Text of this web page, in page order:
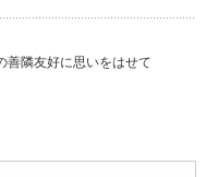
善隣友好に思いをはせて